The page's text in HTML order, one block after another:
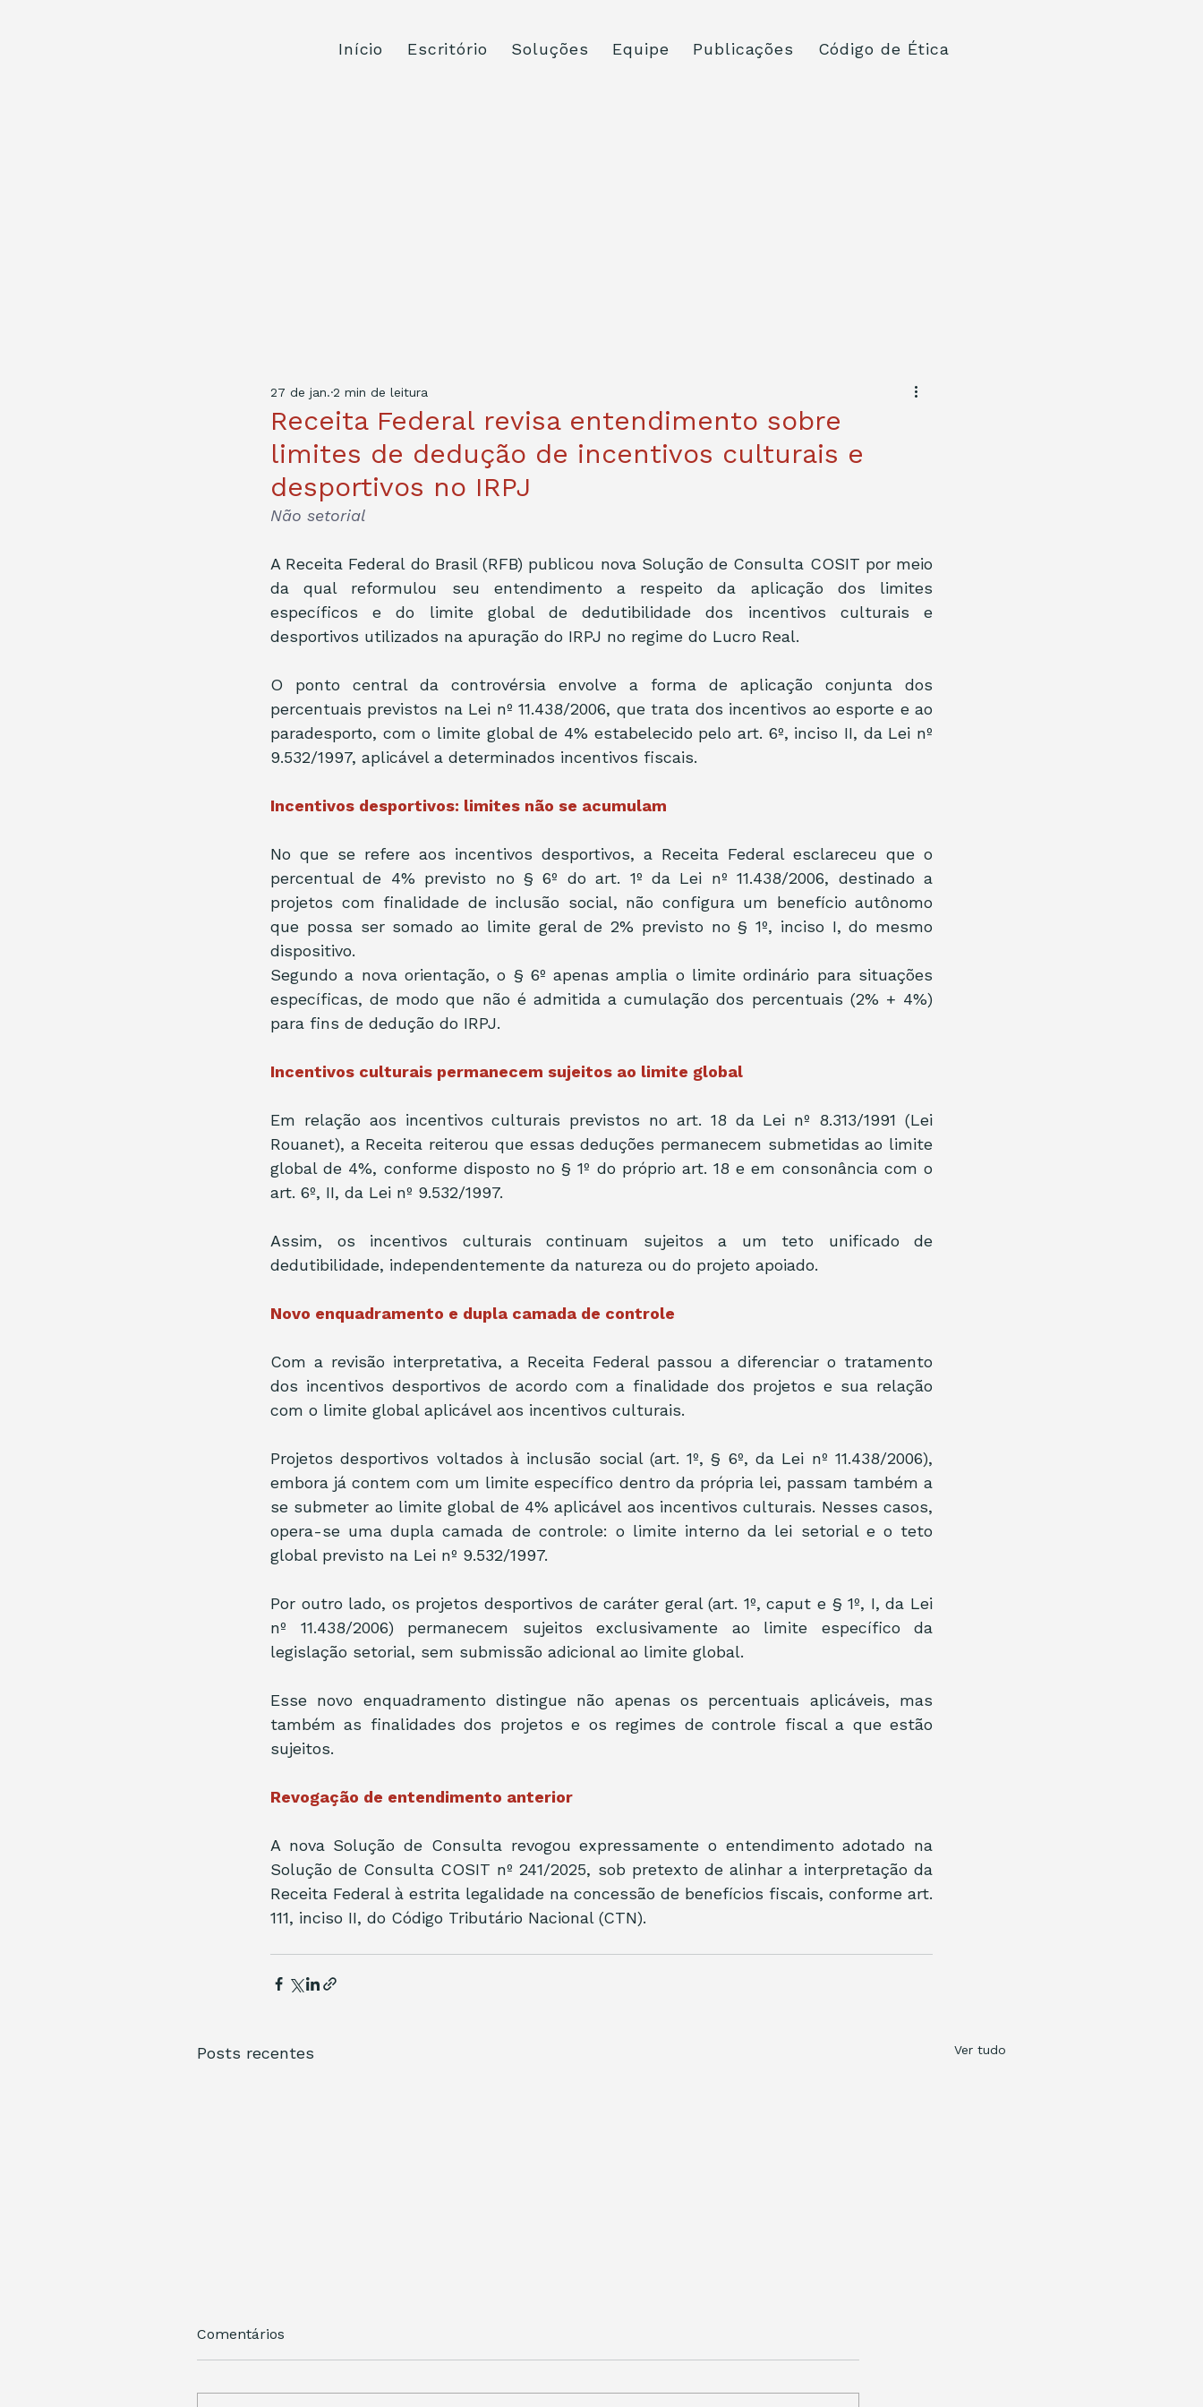
Início Escritório Soluções Equipe Publicações Código de Ética
Receita Federal revisa entendimento sobre
limites de dedução de incentivos culturais e
desportivos no IRPJ
27 de jan. 2 min de leitura
Não setorial
A Receita Federal do Brasil (RFB) publicou nova Solução de Consulta COSIT por meio
da qual reformulou seu entendimento a respeito da aplicação dos limites
específicos e do limite global de dedutibilidade dos incentivos culturais e
desportivos utilizados na apuração do IRPJ no regime do Lucro Real.
O ponto central da controvérsia envolve a forma de aplicação conjunta dos
percentuais previstos na Lei nº 11.438/2006, que trata dos incentivos ao esporte e ao
paradesporto, com o limite global de 4% estabelecido pelo art. 6º, inciso II, da Lei nº
9.532/1997, aplicável a determinados incentivos fiscais.
Incentivos desportivos: limites não se acumulam
No que se refere aos incentivos desportivos, a Receita Federal esclareceu que o
percentual de 4% previsto no § 6º do art. 1º da Lei nº 11.438/2006, destinado a
projetos com finalidade de inclusão social, não configura um benefício autônomo
que possa ser somado ao limite geral de 2% previsto no § 1º, inciso I, do mesmo
dispositivo.
Segundo a nova orientação, o § 6º apenas amplia o limite ordinário para situações
específicas, de modo que não é admitida a cumulação dos percentuais (2% + 4%)
para fins de dedução do IRPJ.
Incentivos culturais permanecem sujeitos ao limite global
Em relação aos incentivos culturais previstos no art. 18 da Lei nº 8.313/1991 (Lei
Rouanet), a Receita reiterou que essas deduções permanecem submetidas ao limite
global de 4%, conforme disposto no § 1º do próprio art. 18 e em consonância com o
art. 6º, II, da Lei nº 9.532/1997.
Assim, os incentivos culturais continuam sujeitos a um teto unificado de
dedutibilidade, independentemente da natureza ou do projeto apoiado.
Novo enquadramento e dupla camada de controle
Com a revisão interpretativa, a Receita Federal passou a diferenciar o tratamento
dos incentivos desportivos de acordo com a finalidade dos projetos e sua relação
com o limite global aplicável aos incentivos culturais.
Projetos desportivos voltados à inclusão social (art. 1º, § 6º, da Lei nº 11.438/2006),
embora já contem com um limite específico dentro da própria lei, passam também a
se submeter ao limite global de 4% aplicável aos incentivos culturais. Nesses casos,
opera-se uma dupla camada de controle: o limite interno da lei setorial e o teto
global previsto na Lei nº 9.532/1997.
Por outro lado, os projetos desportivos de caráter geral (art. 1º, caput e § 1º, I, da Lei
nº 11.438/2006) permanecem sujeitos exclusivamente ao limite específico da
legislação setorial, sem submissão adicional ao limite global.
Esse novo enquadramento distingue não apenas os percentuais aplicáveis, mas
também as finalidades dos projetos e os regimes de controle fiscal a que estão
sujeitos.
Revogação de entendimento anterior
A nova Solução de Consulta revogou expressamente o entendimento adotado na
Solução de Consulta COSIT nº 241/2025, sob pretexto de alinhar a interpretação da
Receita Federal à estrita legalidade na concessão de benefícios fiscais, conforme art.
111, inciso II, do Código Tributário Nacional (CTN).
Posts recentes Ver tudo
Comentários